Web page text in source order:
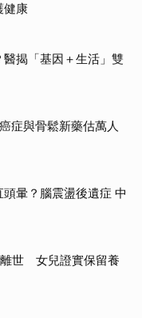
健康
揭「基因＋生活」雙
症與骨鬆新藥估萬人
暈？腦震盪後遺症 中
世 女兒證實保留養